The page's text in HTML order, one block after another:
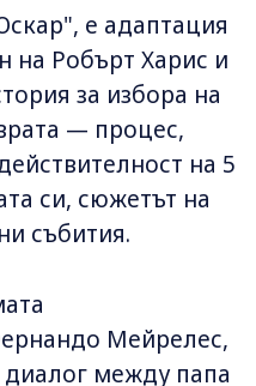
е адаптация
на Робърт Харис и
за избора на
— процес,
на 5
си, сюжетът на
събития.
Мейрелес,
между папа